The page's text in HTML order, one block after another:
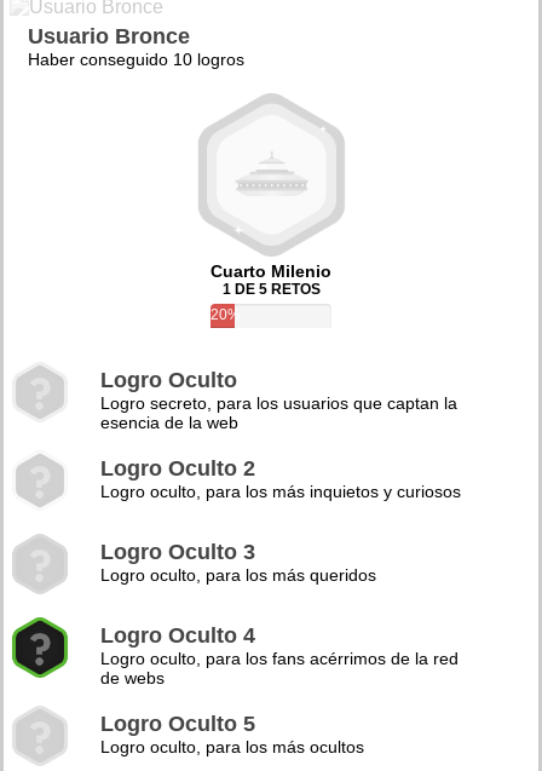
Usuario Bronce
Haber conseguido 10 logros
Cuarto Milenio
1 DE 5 RETOS
20%
Logro Oculto
Logro secreto, para los usuarios que captan la
esencia de la web
Logro Oculto 2
Logro oculto, para los más inquietos y curiosos
Logro Oculto 3
Logro oculto, para los más queridos
Logro Oculto 4
Logro oculto, para los fans acérrimos de la red
de webs
Logro Oculto 5
Logro oculto, para los más ocultos